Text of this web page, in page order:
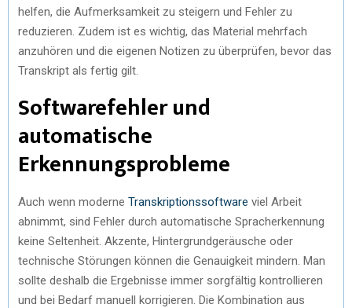
helfen, die Aufmerksamkeit zu steigern und Fehler zu
reduzieren. Zudem ist es wichtig, das Material mehrfach
anzuhören und die eigenen Notizen zu überprüfen, bevor das
Transkript als fertig gilt.
Softwarefehler und
automatische
Erkennungsprobleme
Auch wenn moderne Transkriptionssoftware viel Arbeit
abnimmt, sind Fehler durch automatische Spracherkennung
keine Seltenheit. Akzente, Hintergrundgeräusche oder
technische Störungen können die Genauigkeit mindern. Man
sollte deshalb die Ergebnisse immer sorgfältig kontrollieren
und bei Bedarf manuell korrigieren. Die Kombination aus